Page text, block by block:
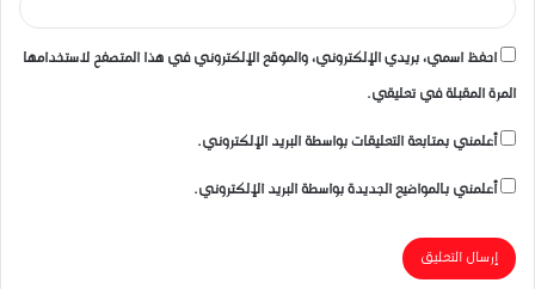
احفظ اسمي، بريدي الإلكتروني، والموقع الإلكتروني في هذا المتصفح لاستخدامها
المرة المقبلة في تعليقي.
أعلمني بمتابعة التعليقات بواسطة البريد الإلكتروني.
أعلمني بالمواضيع الجديدة بواسطة البريد الإلكتروني.